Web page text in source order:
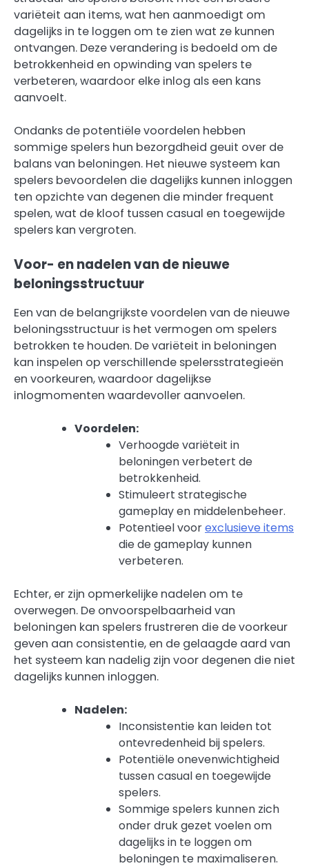
variëteit aan items, wat hen aanmoedigt om
dagelijks in te loggen om te zien wat ze kunnen
ontvangen. Deze verandering is bedoeld om de
betrokkenheid en opwinding van spelers te
verbeteren, waardoor elke inlog als een kans
aanvoelt.
Ondanks de potentiële voordelen hebben
sommige spelers hun bezorgdheid geuit over de
balans van beloningen. Het nieuwe systeem kan
spelers bevoordelen die dagelijks kunnen inloggen
ten opzichte van degenen die minder frequent
spelen, wat de kloof tussen casual en toegewijde
spelers kan vergroten.
Voor- en nadelen van de nieuwe
beloningsstructuur
Een van de belangrijkste voordelen van de nieuwe
beloningsstructuur is het vermogen om spelers
betrokken te houden. De variëteit in beloningen
kan inspelen op verschillende spelersstrategieën
en voorkeuren, waardoor dagelijkse
inlogmomenten waardevoller aanvoelen.
Voordelen:
Verhoogde variëteit in
beloningen verbetert de
betrokkenheid.
Stimuleert strategische
gameplay en middelenbeheer.
Potentieel voorexclusieve items
die de gameplay kunnen
verbeteren.
Echter, er zijn opmerkelijke nadelen om te
overwegen. De onvoorspelbaarheid van
beloningen kan spelers frustreren die de voorkeur
geven aan consistentie, en de gelaagde aard van
het systeem kan nadelig zijn voor degenen die niet
dagelijks kunnen inloggen.
Nadelen:
Inconsistentie kan leiden tot
ontevredenheid bij spelers.
Potentiële onevenwichtigheid
tussen casual en toegewijde
spelers.
Sommige spelers kunnen zich
onder druk gezet voelen om
dagelijks in te loggen om
beloningen te maximaliseren.